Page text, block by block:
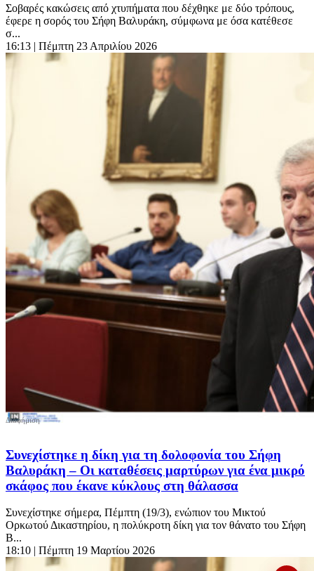
Σοβαρές κακώσεις από χτυπήματα που δέχθηκε με δύο τρόπους,
έφερε η σορός του Σήφη Βαλυράκη, σύμφωνα με όσα κατέθεσε
σ...
16:13 | Πέμπτη 23 Απριλίου 2026
Συνεχίστηκε η δίκη για τη δολοφονία του Σήφη
Βαλυράκη – Οι καταθέσεις μαρτύρων για ένα μικρό
σκάφος που έκανε κύκλους στη θάλασσα
Συνεχίστηκε σήμερα, Πέμπτη (19/3), ενώπιον του Μικτού
Ορκωτού Δικαστηρίου, η πολύκροτη δίκη για τον θάνατο του Σήφη
Β...
18:10 | Πέμπτη 19 Μαρτίου 2026